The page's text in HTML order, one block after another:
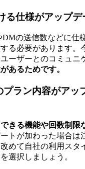
る仕様がアップ
の送信数などに仕
る必要があります。
ーザーとのコミュニ
あるためです。
プラン内容がアッ
きる機能や回数制限
トが加わった場合は
めて自社の利用スタ
選択しましょう。